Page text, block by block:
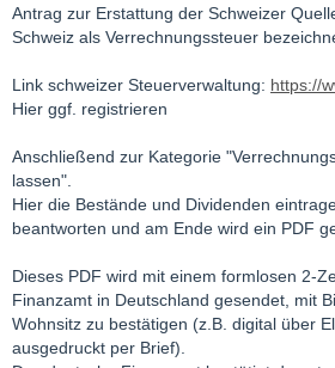
effektive Steuerlast
Mit ETFs lassen sich vor allem dort
Teilfreistellung erhält man dort trotzdem.
kümmern muss, weil das bereits der
Sonderfällen abgesehen ist man mit
PS: Nur meine laienhafte Berechnung
Anspruch auf Richtigkeit.
Antrag zur Erstattung der Schweizer
Schweiz als Verrechnungssteuer
Link schweizer Steuerverwaltung: https://
Hier ggf. registrieren
Anschließend zur Kategorie
lassen".
Hier die Bestände und Dividenden
beantworten und am Ende wird ein PDF
Dieses PDF wird mit einem formlosen 2-
Finanzamt in Deutschland gesendet, mit
Wohnsitz zu bestätigen (z.B. digital über
ausgedruckt per Brief).